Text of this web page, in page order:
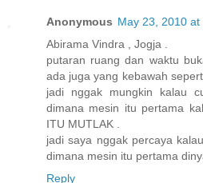
Anonymous May 23, 2010 at
Abirama Vindra , Jogja .
putaran ruang dan waktu
ada juga yang kebawah
jadi nggak mungkin kalau
dimana mesin itu pertama
ITU MUTLAK .
jadi saya nggak percaya
dimana mesin itu pertama
Reply